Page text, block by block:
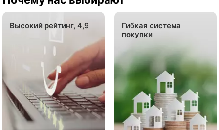
Высокий рейтинг, 4,9
Гибкая система
покупки